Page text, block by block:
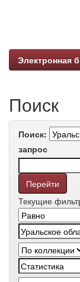
Электронная
Поиск
Поиск:
запрос
Текущие